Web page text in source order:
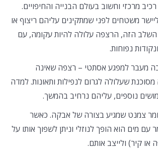
מרכזי וחשוב בעולם הבנייה והחיפויים.
משטחים לפני שמתקינים עליהם ריצוף או
הזה, הרצפה עלולה להיות עקומה, עם
נפוחות.
מעבר למפגע אסתטי – רצפה שאינה
שעלולה לגרום לנפילות ותאונות. למדה
נוספים, עליהם נרחיב בהמשך.
צמנט שמגיע בצורה של אבקה. כאשר
מים הוא הופך לנוזלי וניתן לשפוך אותו על
קיר) ולייצב אותם.